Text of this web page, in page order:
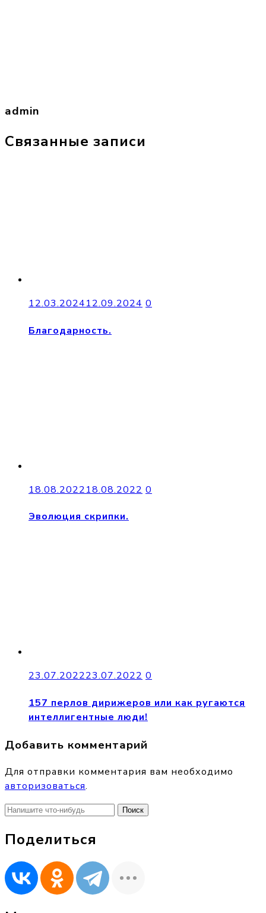
admin
Связанные записи
12.03.202412.09.2024 0
Благодарность.
18.08.202218.08.2022 0
Эволюция скрипки.
23.07.202223.07.2022 0
157 перлов дирижеров или как ругаются
интеллигентные люди!
Добавить комментарий
Для отправки комментария вам необходимо
авторизоваться.
Найти:
Поделиться